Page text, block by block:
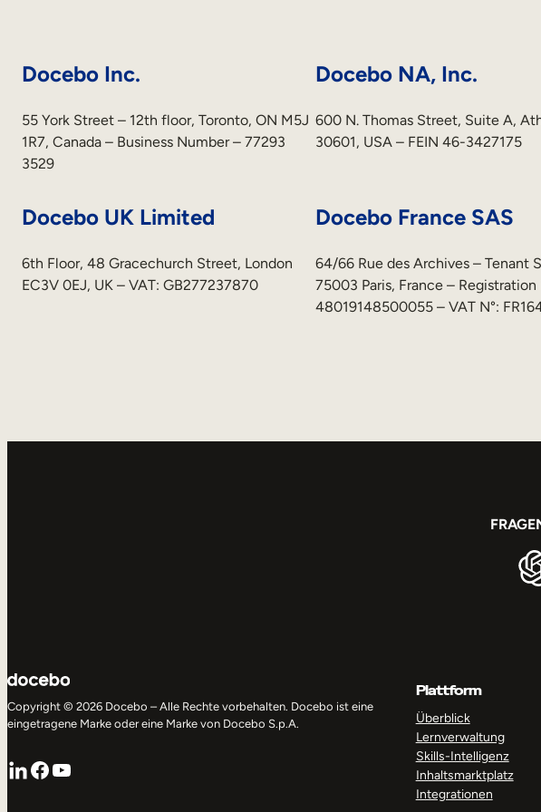
Docebo Inc.
55 York Street – 12th floor, Toronto, ON M5J
1R7, Canada – Business Number – 77293
3529
Docebo NA, Inc.
600 N. Thomas Street, Suite A,
30601, USA – FEIN 46-3427175
Docebo UK Limited
6th Floor, 48 Gracechurch Street, London
EC3V 0EJ, UK – VAT: GB277237870
Docebo France SAS
64/66 Rue des Archives – Tenant
75003 Paris, France – Registration
48019148500055 – VAT N°:
Copyright © 2026 Docebo – Alle Rechte vorbehalten. Docebo ist eine
eingetragene Marke oder eine Marke von Docebo S.p.A.
LinkedIn
Facebook
YouTube
Plattform
Überblick
Lernverwaltung
Skills-Intelligenz
Inhaltsmarktplatz
Integrationen